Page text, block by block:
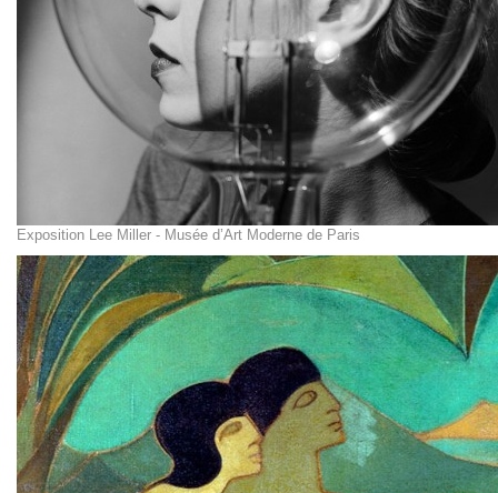
Exposition Lee Miller - Musée d’Art Moderne de Paris